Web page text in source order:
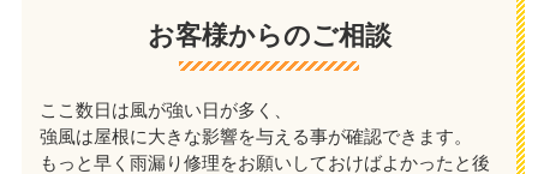
お客様からのご相談
ここ数日は風が強い日が多く、
強風は屋根に大きな影響を与える事が確認できます。
もっと早く雨漏り修理をお願いしておけばよかったと後